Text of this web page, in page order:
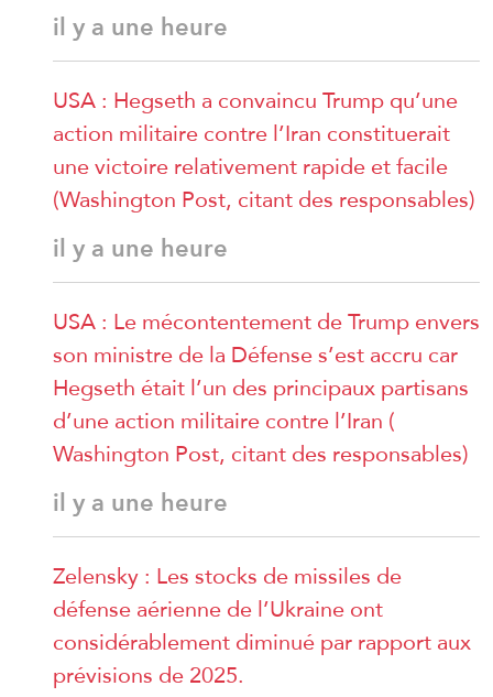
il y a une heure
USA : Hegseth a convaincu Trump qu’une
action militaire contre l’Iran constituerait
une victoire relativement rapide et facile
(Washington Post, citant des responsables)
il y a une heure
USA : Le mécontentement de Trump envers
son ministre de la Défense s’est accru car
Hegseth était l’un des principaux partisans
d’une action militaire contre l’Iran (
Washington Post, citant des responsables)
il y a une heure
Zelensky : Les stocks de missiles de
défense aérienne de l’Ukraine ont
considérablement diminué par rapport aux
prévisions de 2025.